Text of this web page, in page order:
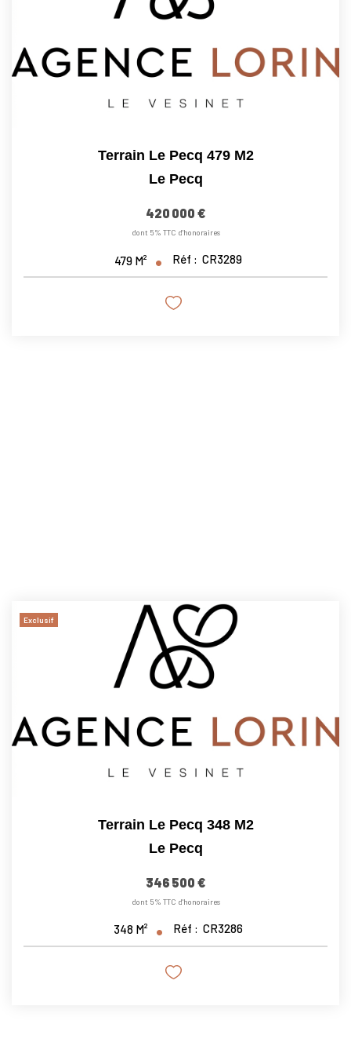
Terrain Le Pecq 479 M2
Le Pecq
420 000 €
dont 5% TTC d'honoraires
479 M² Réf : CR3289
Exclusif
Terrain Le Pecq 348 M2
Le Pecq
346 500 €
dont 5% TTC d'honoraires
348 M² Réf : CR3286